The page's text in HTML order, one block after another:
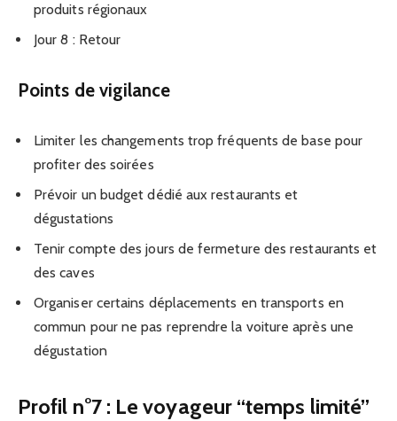
produits régionaux
Jour 8 : Retour
Points de vigilance
Limiter les changements trop fréquents de base pour
profiter des soirées
Prévoir un budget dédié aux restaurants et
dégustations
Tenir compte des jours de fermeture des restaurants et
des caves
Organiser certains déplacements en transports en
commun pour ne pas reprendre la voiture après une
dégustation
Profil n°7 : Le voyageur “temps limité”